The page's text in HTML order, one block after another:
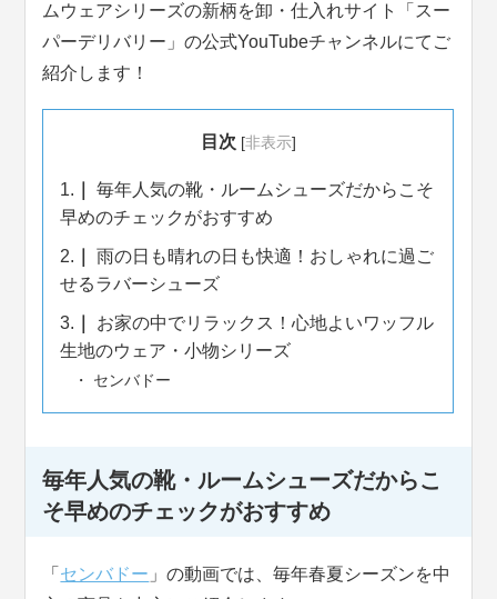
ムウェアシリーズの新柄を卸・仕入れサイト「スー
パーデリバリー」の公式YouTubeチャンネルにてご
紹介します！
目次 [非表示]
1.
毎年人気の靴・ルームシューズだからこそ
早めのチェックがおすすめ
2.
雨の日も晴れの日も快適！おしゃれに過ご
せるラバーシューズ
3.
お家の中でリラックス！心地よいワッフル
生地のウェア・小物シリーズ
センバドー
毎年人気の靴・ルームシューズだからこ
そ早めのチェックがおすすめ
「 センバドー 」の動画では、毎年春夏シーズンを中